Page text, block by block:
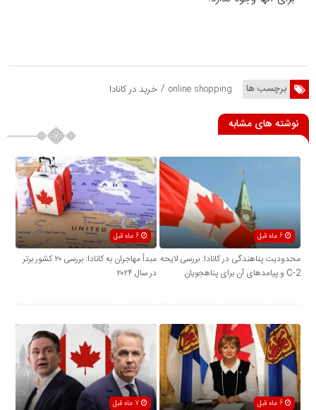
برچسب ها online shopping
/ خرید در کانادا
نوشته های مشابه
6 ماه قبل
محدودیت پناهندگی در کانادا: بررسی لایحه
C-2 و پیامدهای آن برای پناهجویان
مبدأ مهاجران به کانادا: بررسی ۲۰ کشور برتر
در سال ۲۰۲۴
6 ماه قبل